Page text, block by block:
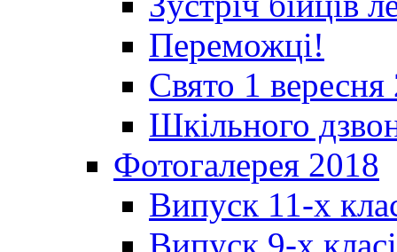
Переможці!
Свято 1 вересня
Шкільного
Фотогалерея 2018
Випуск 11-х
Випуск 9-х